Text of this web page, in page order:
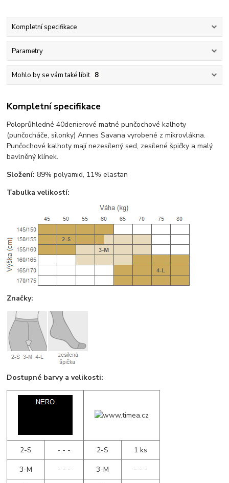
Kompletní specifikace
Parametry
Mohlo by se vám také líbit 8
Kompletní specifikace
Poloprůhledné 40denierové matné punčochové kalhoty
(punčocháče, silonky) Annes Savana vyrobené z mikrovlákna.
Punčochové kalhoty mají nezesílený sed, zesílené špičky a malý
bavlněný klínek.
Složení: 89% polyamid, 11% elastan
Tabulka velikostí:
Značky:
Dostupné barvy a velikosti:
2-S
- - -
3-M
- - -
2-S
1 ks
3-M
- - -